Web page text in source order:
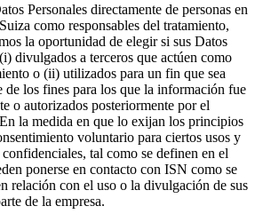
Personales directamente de personas en
como responsables del tratamiento,
la oportunidad de elegir si sus Datos
divulgados a terceros que actúen como
o (ii) utilizados para un fin que sea
de los fines para los que la información fue
o autorizados posteriormente por el
la medida en que lo exijan los principios
voluntario para ciertos usos y
tal como se definen en el
ponerse en contacto con ISN como se
relación con el uso o la divulgación de sus
de la empresa.